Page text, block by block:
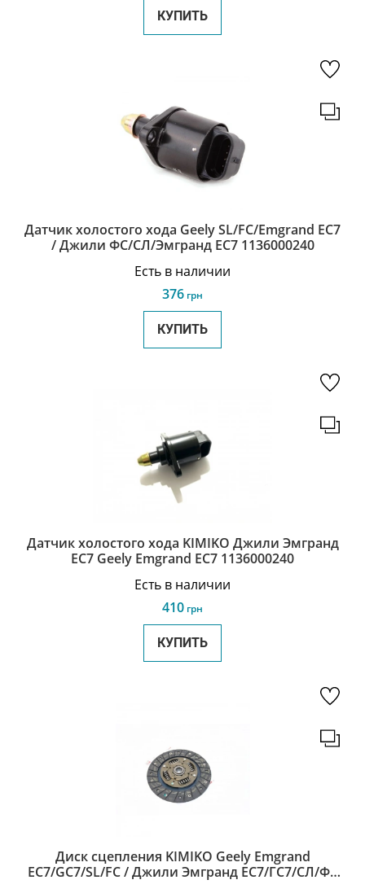
КУПИТЬ
Датчик холостого хода Geely SL/FC/Emgrand EC7
/ Джили ФС/СЛ/Эмгранд ЕС7 1136000240
Есть в наличии
376 грн
КУПИТЬ
Датчик холостого хода KIMIKO Джили Эмгранд
ЕС7 Geely Emgrand EC7 1136000240
Есть в наличии
410 грн
КУПИТЬ
Диск сцепления KIMIKO Geely Emgrand
EC7/GC7/SL/FC / Джили Эмгранд ЕС7/ГС7/СЛ/ФС